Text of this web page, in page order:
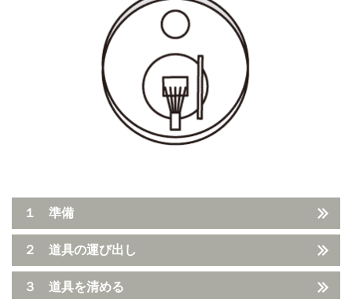
１ 準備
２ 道具の運び出し
３ 道具を清める